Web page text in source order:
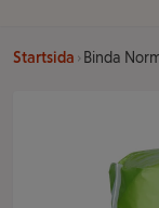
Startsida Binda